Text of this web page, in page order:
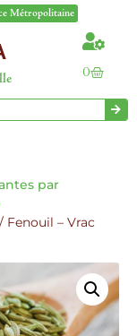
Métropolitaine
0
par
/ Fenouil – Vrac